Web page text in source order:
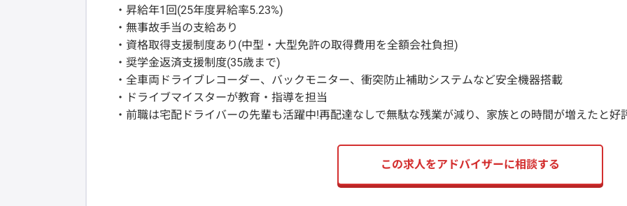
・昇給年1回(25年度昇給率5.23%)
・無事故手当の支給あり
・資格取得支援制度あり(中型・大型免許の取得費用を全額会社負担)
・奨学金返済支援制度(35歳まで)
・全車両ドライブレコーダー、バックモニター、衝突防止補助システムなど安全機器搭載
・ドライブマイスターが教育・指導を担当
・前職は宅配ドライバーの先輩も活躍中!再配達なしで無駄な残業が減り、家族との時間が増えたと好
この求人をアドバイザーに相談する